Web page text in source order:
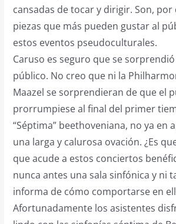
cansadas de tocar y dirigir. Son,
piezas que más pueden gustar al
estos eventos pseudoculturales.
Caruso es seguro que se
público. No creo que ni la
Maazel se sorprendieran de que el
prorrumpiese al final del primer
“Séptima” beethoveniana, no ya en
una larga y calurosa ovación. ¿Es
que acude a estos conciertos
nunca antes una sala sinfónica y ni
informa de cómo comportarse en
Afortunadamente los asistentes